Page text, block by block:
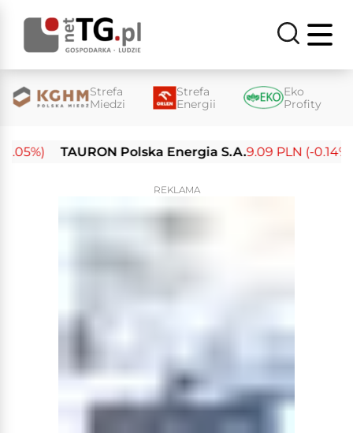
Strefa
Miedzi
Strefa
Energii
Eko
Profity
TAURON Polska Energia S.A.9.09 PLN (-0.14%)
REKLAMA